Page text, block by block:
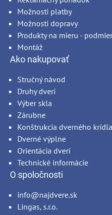
Možnosti platby
Možnosti dopravy
Produkty na mieru -
Montáž
Ako nakupovať
Stručný návod
Druhy dverí
Výber skla
Zárubne
Konštrukcia dverného krídla
Dverné výplne
Orientácia dverí
Technické informácie
O spoločnosti
info@najdvere.sk
Lingas, s.r.o.